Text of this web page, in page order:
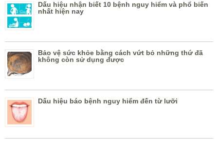
Dấu hiệu nhận biết 10 bệnh nguy hiểm và phổ biến
nhất hiện nay
Bảo vệ sức khỏe bằng cách vứt bỏ những thứ đã
không còn sử dụng được
Dấu hiệu báo bệnh nguy hiểm đến từ lưỡi